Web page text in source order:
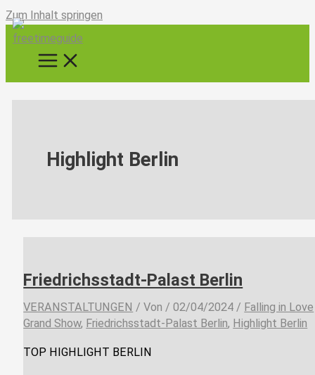
Zum Inhalt springen
Highlight Berlin
Friedrichsstadt-Palast Berlin
VERANSTALTUNGEN / Von /02/04/2024 / Falling in Love
Grand Show, Friedrichsstadt-Palast Berlin, Highlight Berlin
TOP HIGHLIGHT BERLIN